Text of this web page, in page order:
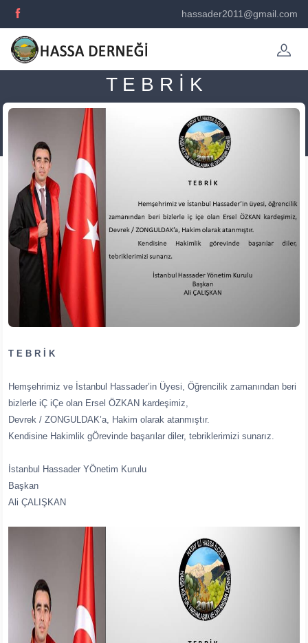
hassader2011@gmail.com
T E B R İ K
T E B R İ K
Hemşehrimiz ve İstanbul Hassader’in Üyesi, Öğrencilik zamanından beri
bizlerle iÇ iÇe olan Ersel ÖZKAN kardeşimiz,
Devrek / ZONGULDAK’a, Hakim olarak atanmıştır.
Kendisine Hakimlik gÖrevinde başarılar diler, tebriklerimizi sunarız.
İstanbul Hassader YÖnetim Kurulu
Başkan
Ali ÇALIŞKAN